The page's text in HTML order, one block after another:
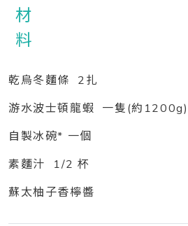
乾烏冬麵條 2扎
游水波士頓龍蝦 一隻(約1200g)
自製冰碗* 一個
素麵汁 1/2 杯
蘇太柚子香檸醬